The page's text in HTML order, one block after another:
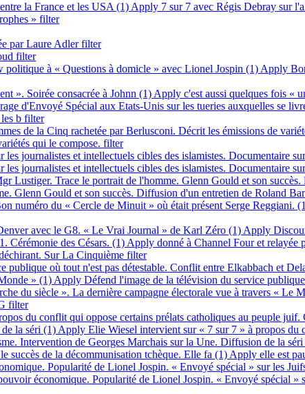
la France et les USA (1) Apply 7 sur 7 avec Régis Debray sur
» filter
par Laure Adler filter
filter
politique à « Questions à domicle » avec Lionel Jospin (1) Apply
». Soirée consacrée à Johnn (1) Apply c'est aussi quelques fois «
d'Envoyé Spécial aux Etats-Unis sur les tueries auxquelles se
b filter
de la Cinq rachetée par Berlusconi. Décrit les émissions de
qui le compose. filter
les journalistes et intellectuels cibles des islamistes.
les journalistes et intellectuels cibles des islamistes.
Lustiger. Trace le portrait de l'homme. Glenn Gould et son
Glenn Gould et son succès. Diffusion d'un entretien de Roland
numéro du « Cercle de Minuit » où était présent Serge Reggiani.
avec le G8. « Le Vrai Journal » de Karl Zéro (1) Apply
Cérémonie des Césars. (1) Apply donné à Channel Four et relayée
Sur La Cinquième filter
publique où tout n'est pas détestable. Conflit entre Elkabbach et
» (1) Apply Défend l'image de la télévision du service
du siècle ». La dernière campagne électorale vue à travers « Le
filter
du conflit qui oppose certains prélats catholiques au peuple
la séri (1) Apply Elie Wiesel intervient sur « 7 sur 7 » à propos du
Intervention de Georges Marchais sur la Une. Diffusion de la
succès de la décommunisation tchèque. Elle fa (1) Apply elle est
Popularité de Lionel Jospin. « Envoyé spécial » sur les
économique. Popularité de Lionel Jospin. « Envoyé spécial